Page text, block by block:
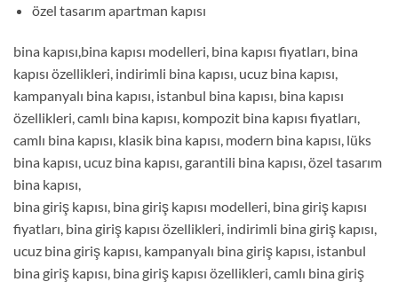
özel tasarım apartman kapısı
bina kapısı,bina kapısı modelleri, bina kapısı fiyatları, bina
kapısı özellikleri, indirimli bina kapısı, ucuz bina kapısı,
kampanyalı bina kapısı, istanbul bina kapısı, bina kapısı
özellikleri, camlı bina kapısı, kompozit bina kapısı fiyatları,
camlı bina kapısı, klasik bina kapısı, modern bina kapısı, lüks
bina kapısı, ucuz bina kapısı, garantili bina kapısı, özel tasarım
bina kapısı,
bina giriş kapısı, bina giriş kapısı modelleri, bina giriş kapısı
fiyatları, bina giriş kapısı özellikleri, indirimli bina giriş kapısı,
ucuz bina giriş kapısı, kampanyalı bina giriş kapısı, istanbul
bina giriş kapısı, bina giriş kapısı özellikleri, camlı bina giriş